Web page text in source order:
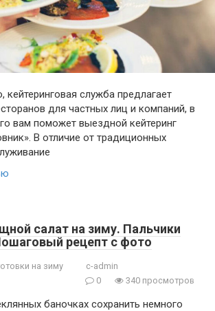
служба предлагает
для частных лиц и компаний, в
вам поможет выездной кейтеринг
В отличие от традиционных
салат на зиму. Пальчики
рецепт с фото
на зиму
c-admin
0
340 просмотров
баночках сохранить немного